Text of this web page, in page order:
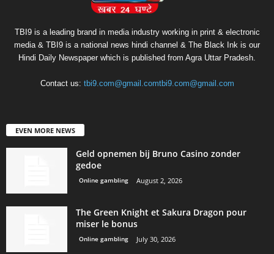
TBI9 is a leading brand in media industry working in print & electronic
media & TBI9 is a national news hindi channel & The Black Ink is our
Hindi Daily Newspaper which is published from Agra Uttar Pradesh.
Contact us: tbi9.com@gmail.comtbi9.com@gmail.com
EVEN MORE NEWS
Geld opnemen bij Bruno Casino zonder
gedoe
Online gambling August 2, 2026
The Green Knight et Sakura Dragon pour
miser le bonus
Online gambling July 30, 2026